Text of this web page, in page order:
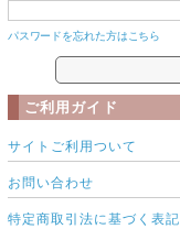
パスワードを忘れた方はこちら
ご利用ガイド
サイトご利用ついて
お問い合わせ
特定商取引法に基づく表記